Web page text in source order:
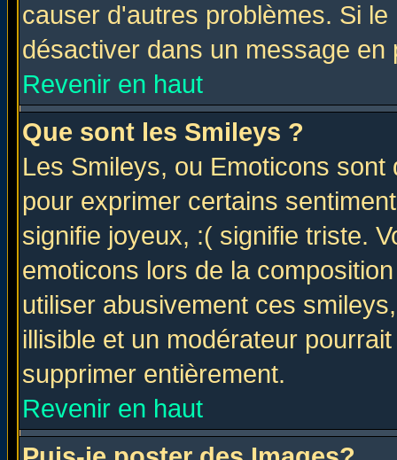
causer d'autres problèmes. Si
désactiver dans un message
Revenir en haut
Que sont les Smileys ?
Les Smileys, ou Emoticons
pour exprimer certains
signifie joyeux, :( signifie triste.
emoticons lors de la
utiliser abusivement ces
illisible et un modérateur
supprimer entièrement.
Revenir en haut